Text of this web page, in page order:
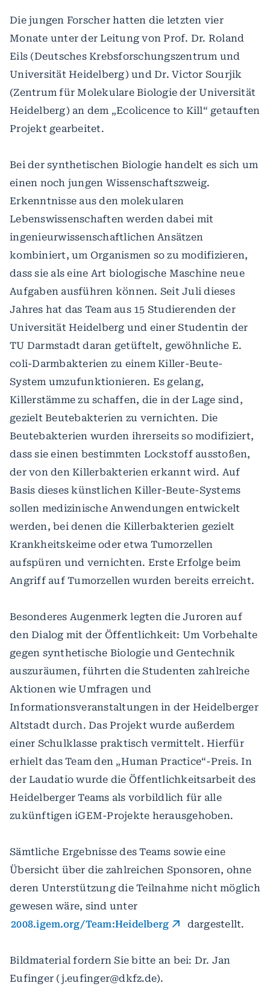
Die jungen Forscher hatten die letzten vier
Monate unter der Leitung von Prof. Dr. Roland
Eils (Deutsches Krebsforschungszentrum und
Universität Heidelberg) und Dr. Victor Sourjik
(Zentrum für Molekulare Biologie der Universität
Heidelberg) an dem „Ecolicence to Kill“ getauften
Projekt gearbeitet.
Bei der synthetischen Biologie handelt es sich um
einen noch jungen Wissenschaftszweig.
Erkenntnisse aus den molekularen
Lebenswissenschaften werden dabei mit
ingenieurwissenschaftlichen Ansätzen
kombiniert, um Organismen so zu modifizieren,
dass sie als eine Art biologische Maschine neue
Aufgaben ausführen können. Seit Juli dieses
Jahres hat das Team aus 15 Studierenden der
Universität Heidelberg und einer Studentin der
TU Darmstadt daran getüftelt, gewöhnliche E.
coli-Darmbakterien zu einem Killer-Beute-
System umzufunktionieren. Es gelang,
Killerstämme zu schaffen, die in der Lage sind,
gezielt Beutebakterien zu vernichten. Die
Beutebakterien wurden ihrerseits so modifiziert,
dass sie einen bestimmten Lockstoff ausstoßen,
der von den Killerbakterien erkannt wird. Auf
Basis dieses künstlichen Killer-Beute-Systems
sollen medizinische Anwendungen entwickelt
werden, bei denen die Killerbakterien gezielt
Krankheitskeime oder etwa Tumorzellen
aufspüren und vernichten. Erste Erfolge beim
Angriff auf Tumorzellen wurden bereits erreicht.
Besonderes Augenmerk legten die Juroren auf
den Dialog mit der Öffentlichkeit: Um Vorbehalte
gegen synthetische Biologie und Gentechnik
auszuräumen, führten die Studenten zahlreiche
Aktionen wie Umfragen und
Informationsveranstaltungen in der Heidelberger
Altstadt durch. Das Projekt wurde außerdem
einer Schulklasse praktisch vermittelt. Hierfür
erhielt das Team den „Human Practice“-Preis. In
der Laudatio wurde die Öffentlichkeitsarbeit des
Heidelberger Teams als vorbildlich für alle
zukünftigen iGEM-Projekte herausgehoben.
Sämtliche Ergebnisse des Teams sowie eine
Übersicht über die zahlreichen Sponsoren, ohne
deren Unterstützung die Teilnahme nicht möglich
gewesen wäre, sind unter
2008.igem.org/Team:Heidelberg
dargestellt.
Bildmaterial fordern Sie bitte an bei: Dr. Jan
Eufinger (j.eufinger@dkfz.de).